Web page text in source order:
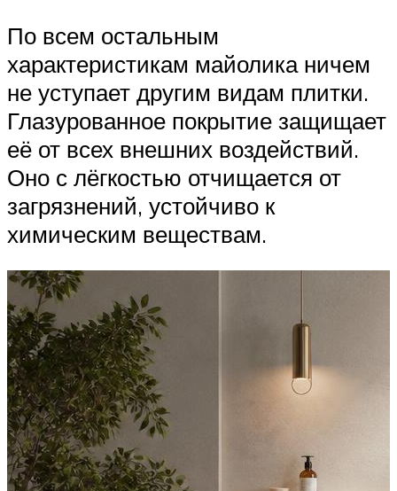
По всем остальным
характеристикам майолика ничем
не уступает другим видам плитки.
Глазурованное покрытие защищает
её от всех внешних воздействий.
Оно с лёгкостью отчищается от
загрязнений, устойчиво к
химическим веществам.